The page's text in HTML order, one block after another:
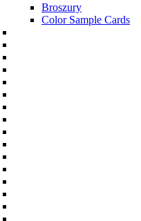
Broszury
Color Sample Cards